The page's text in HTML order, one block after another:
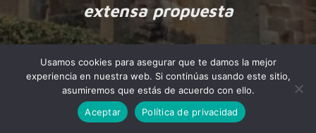
extensa propuesta
Made byNiteoThemeswith love.
Usamos cookies para asegurar que te damos la mejor
experiencia en nuestra web. Si continúas usando este sitio,
asumiremos que estás de acuerdo con ello.
Aceptar
Política de privacidad